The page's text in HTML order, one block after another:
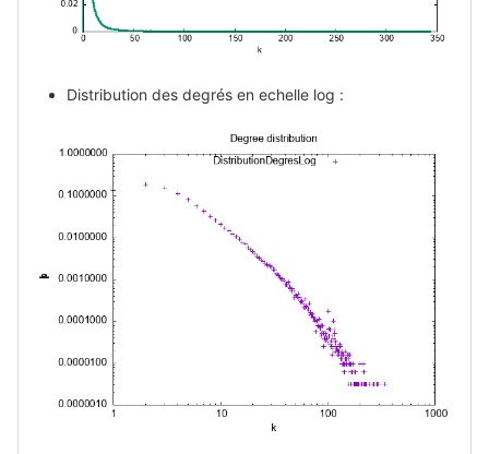
Distribution des degrés en echelle log :